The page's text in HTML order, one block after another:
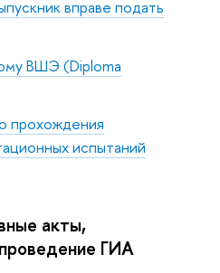
вправе подать
ВШЭ (Diploma
прохождения
испытаний
акты,
ГИА